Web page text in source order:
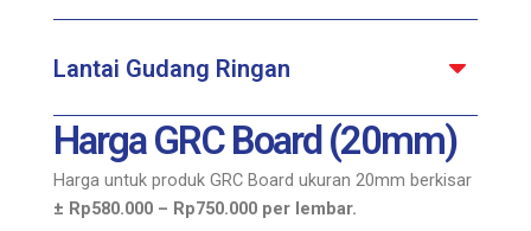
Lantai Gudang Ringan
Harga GRC Board (20mm)
Harga untuk produk GRC Board ukuran 20mm berkisar
± Rp580.000 – Rp750.000 per lembar.